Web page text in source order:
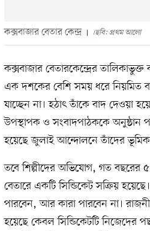
কক্সবাজার বেতার কেন্দ্র ।ছবি: প্রথম আলো
কক্সবাজার বেতারকেন্দ্রের
এক দশকের বেশি সময় ধরে নিয়মিত
যাচ্ছেন না। হঠাৎ তাঁকে বাদ দেওয়া
উপস্থাপক ও সংবাদপাঠককে অনুষ্ঠান
হয়েছে জুলাই আন্দোলনে তাঁদের
তবে শিল্পীদের অভিযোগ, গত
বেতারে একটি সিন্ডিকেট সক্রিয়
পারবেন, আর কারা পারবেন না।
হয়েছে কেবল সিন্ডিকেটটি নিজেদের